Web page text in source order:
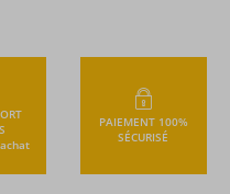
PAIEMENT 100%
SÉCURISÉ